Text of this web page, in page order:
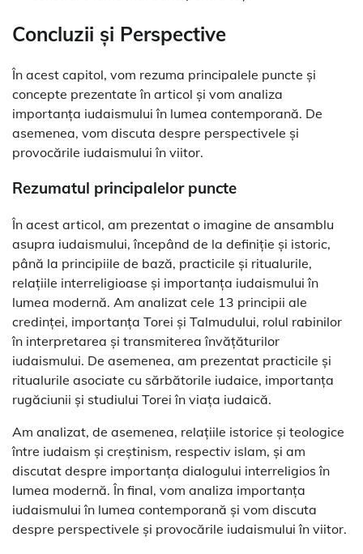
Concluzii și Perspective
În acest capitol, vom rezuma principalele puncte și
concepte prezentate în articol și vom analiza
importanța iudaismului în lumea contemporană. De
asemenea, vom discuta despre perspectivele și
provocările iudaismului în viitor.
Rezumatul principalelor puncte
În acest articol, am prezentat o imagine de ansamblu
asupra iudaismului, începând de la definiție și istoric,
până la principiile de bază, practicile și ritualurile,
relațiile interreligioase și importanța iudaismului în
lumea modernă. Am analizat cele 13 principii ale
credinței, importanța Torei și Talmudului, rolul rabinilor
în interpretarea și transmiterea învățăturilor
iudaismului. De asemenea, am prezentat practicile și
ritualurile asociate cu sărbătorile iudaice, importanța
rugăciunii și studiului Torei în viața iudaică.
Am analizat, de asemenea, relațiile istorice și teologice
între iudaism și creștinism, respectiv islam, și am
discutat despre importanța dialogului interreligios în
lumea modernă. În final, vom analiza importanța
iudaismului în lumea contemporană și vom discuta
despre perspectivele și provocările iudaismului în viitor.